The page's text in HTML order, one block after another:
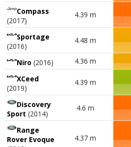
Compass
(2017)
4.39 m
Sportage
(2016)
4.48 m
Niro (2016) 4.36 m
XCeed
(2019)
4.39 m
Discovery
Sport (2014)
4.6 m
Range
Rover Evoque
4.37 m